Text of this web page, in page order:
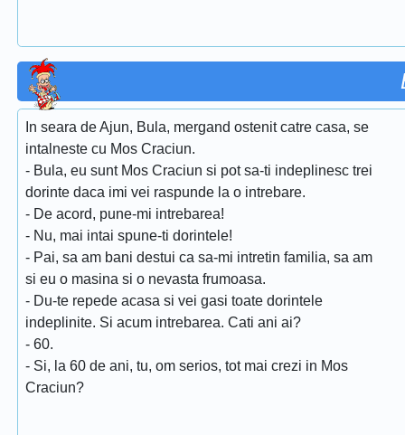
In seara de Ajun, Bula, mergand ostenit catre casa, se
intalneste cu Mos Craciun.
- Bula, eu sunt Mos Craciun si pot sa-ti indeplinesc trei
dorinte daca imi vei raspunde la o intrebare.
- De acord, pune-mi intrebarea!
- Nu, mai intai spune-ti dorintele!
- Pai, sa am bani destui ca sa-mi intretin familia, sa am
si eu o masina si o nevasta frumoasa.
- Du-te repede acasa si vei gasi toate dorintele
indeplinite. Si acum intrebarea. Cati ani ai?
- 60.
- Si, la 60 de ani, tu, om serios, tot mai crezi in Mos
Craciun?